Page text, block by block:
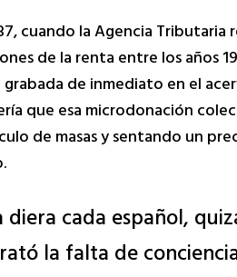
cuando la Agencia Tributaria
de la renta entre los años
de inmediato en el
que esa microdonación
de masas y sentando un
diera cada español,
la falta de